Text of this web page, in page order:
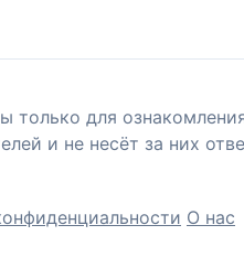
только для
и не несёт за них
О нас